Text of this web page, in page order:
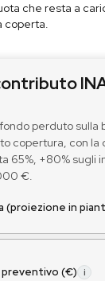
che resta a
coperta.
perduto sulla
copertura, con la
65%, +80% sugli
€.
(proiezione in
preventivo (€) i